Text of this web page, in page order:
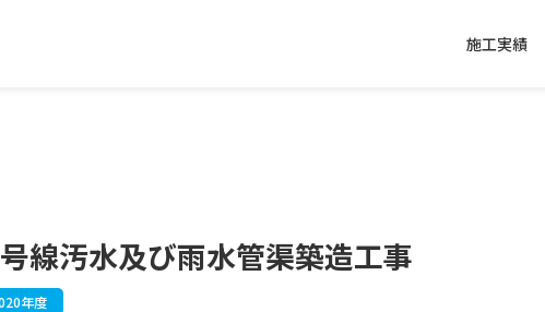
施工実績
線汚水及び雨水管渠築造工事
年度